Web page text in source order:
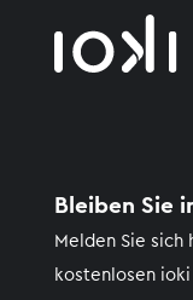
Bleiben Sie
Melden Sie sich
kostenlosen ioki